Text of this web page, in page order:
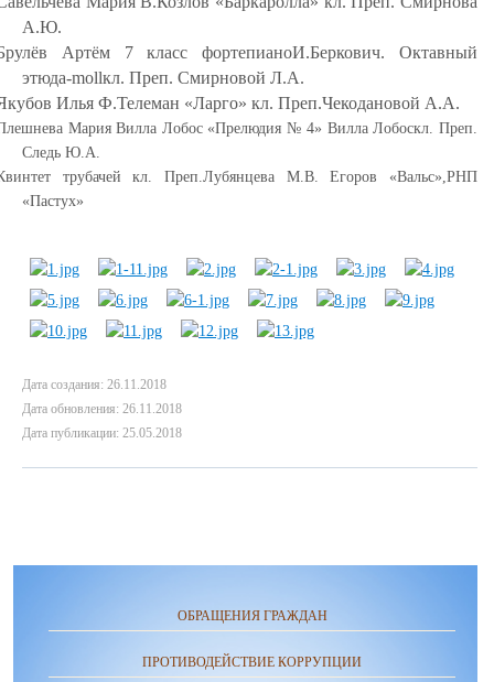
А.Ю.
Артём 7 класс фортепианоИ.Беркович. Октавный
этюдa-mollкл. Преп. Смирновой Л.А.
Илья Ф.Телеман «Ларго» кл. Преп.Чекодановой А.А.
Мария Вилла Лобос «Прелюдия № 4» Вилла Лобоскл. Преп.
Следь Ю.А.
трубачей кл. Преп.Лубянцева М.В. Егоров «Вальс»,РНП
«Пастух»
Дата создания: 26.11.2018
Дата обновления: 26.11.2018
Дата публикации: 25.05.2018
ОБРАЩЕНИЯ ГРАЖДАН
ПРОТИВОДЕЙСТВИЕ КОРРУПЦИИ